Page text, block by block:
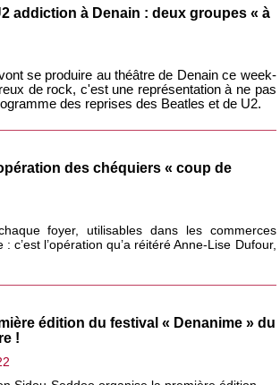
addiction à Denain : deux groupes « à
se produire au théâtre de Denain ce week-
de rock, c'estune représentation à ne pas
des reprises des Beatles et de U2.
des chéquiers « coup de
foyer, utilisables dans les commerces
c’est l’opération qu’a réitéré Anne-Lise Dufour,
édition du festival « Denanime » du
!